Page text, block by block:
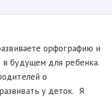
орфографию и
будущем для ребенка.
о
у деток. Я